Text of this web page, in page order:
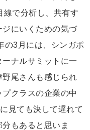
線で分析し、共有す
にいくための気づ
の3月には、シンガポ
ナルサミットに一
尾さんも感じられ
クラスの企業の中
見ても決して遅れて
もあると思いま